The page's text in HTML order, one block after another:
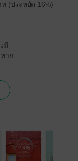
ท (ประหยัด 16%)
มี
าก